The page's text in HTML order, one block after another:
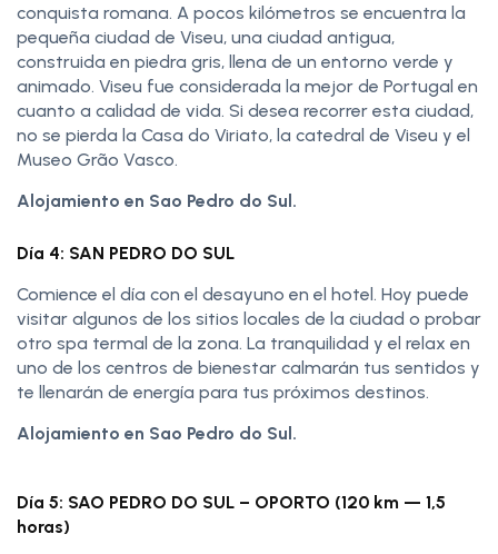
conquista romana. A pocos kilómetros se encuentra la
pequeña ciudad de Viseu, una ciudad antigua,
construida en piedra gris, llena de un entorno verde y
animado. Viseu fue considerada la mejor de Portugal en
cuanto a calidad de vida. Si desea recorrer esta ciudad,
no se pierda la Casa do Viriato, la catedral de Viseu y el
Museo Grão Vasco.
Alojamiento en Sao Pedro do Sul.
Día 4: SAN PEDRO DO SUL
Comience el día con el desayuno en el hotel. Hoy puede
visitar algunos de los sitios locales de la ciudad o probar
otro spa termal de la zona. La tranquilidad y el relax en
uno de los centros de bienestar calmarán tus sentidos y
te llenarán de energía para tus próximos destinos.
Alojamiento en Sao Pedro do Sul.
Día 5: SAO PEDRO DO SUL – OPORTO (120 km — 1,5
horas)